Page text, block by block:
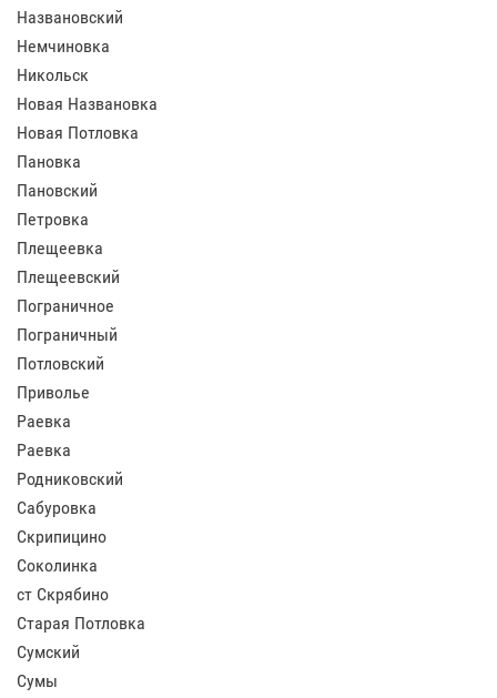
Названовский
Немчиновка
Никольск
Новая Названовка
Новая Потловка
Пановка
Пановский
Петровка
Плещеевка
Плещеевский
Пограничное
Пограничный
Потловский
Приволье
Раевка
Раевка
Родниковский
Сабуровка
Скрипицино
Соколинка
ст Скрябино
Старая Потловка
Сумский
Сумы